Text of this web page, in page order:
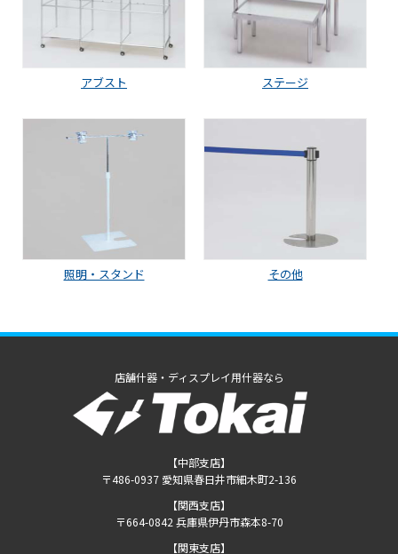
アブスト ステージ
照明・スタンド その他
店舗什器・ディスプレイ用什器なら
【中部支店】
〒486-0937 愛知県春日井市細木町2-136
【関西支店】
〒664-0842 兵庫県伊丹市森本8-70
【関東支店】